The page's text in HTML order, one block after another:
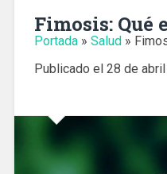
Fimosis: Qué
Portada» Salud»
Publicado el 28 de